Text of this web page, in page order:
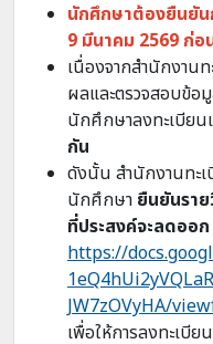
นักศึกษาต้องยืนยัน
9 มีนาคม 2569 ก่อ
เนื่องจากสำนักงาน
ผลและตรวจสอบข้อ
นักศึกษาลงทะเบียน
กัน
ดังนั้น สำนักงานทะ
นักศึกษา ยืนยันราย
ที่ประสงค์จะลดออก
https://
JW7zOVyHA/
เพื่อให้การลงทะเบี